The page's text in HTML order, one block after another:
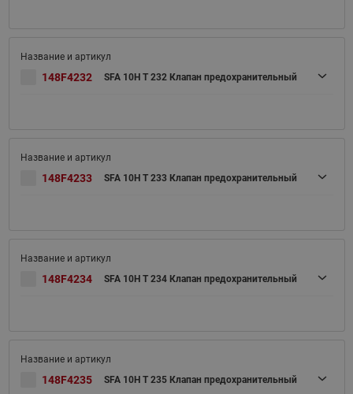
148F4232 SFA 10H T 232 Клапан предохранительный
148F4233 SFA 10H T 233 Клапан предохранительный
148F4234 SFA 10H T 234 Клапан предохранительный
148F4235 SFA 10H T 235 Клапан предохранительный